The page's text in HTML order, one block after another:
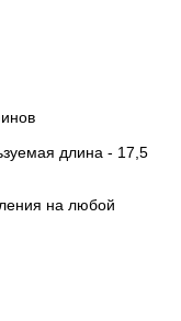
длина - 17,5
на любой